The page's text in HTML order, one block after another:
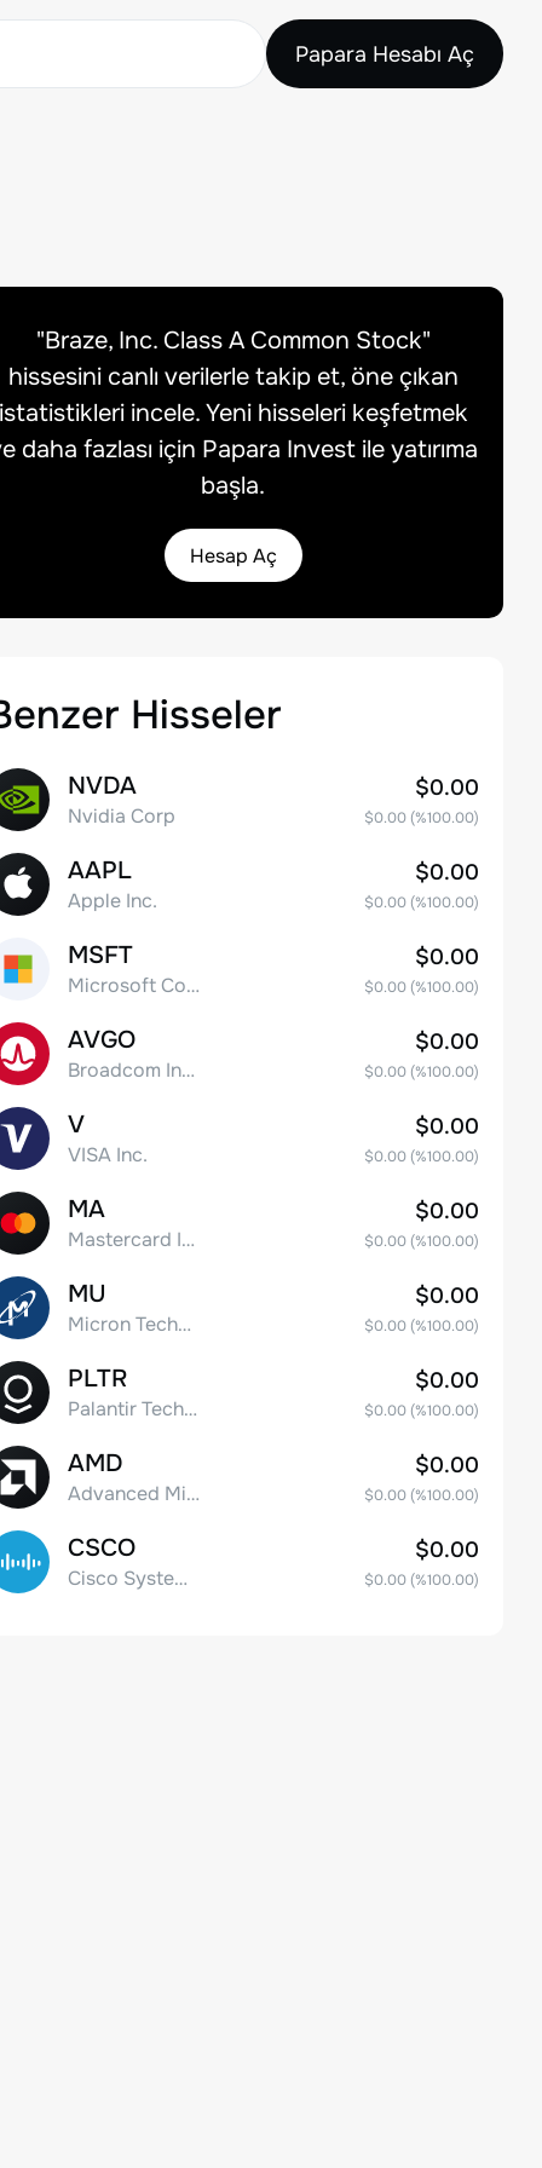
Papara Hesabı Aç
"Braze, Inc. Class A Common Stock"
hissesini canlı verilerle takip et, öne çıkan
istatistikleri incele. Yeni hisseleri keşfetmek
daha fazlası için Papara Invest ile yatırıma
başla.
Hesap Aç
Hisseler
NVDA
Nvidia Corp
$0.00
$0.00(%100.00)
AAPL
Apple Inc.
$0.00
$0.00(%100.00)
MSFT
Microsoft Corp
$0.00
$0.00(%100.00)
AVGO
Broadcom Inc. Common Stock
$0.00
$0.00(%100.00)
V
VISA Inc.
$0.00
$0.00(%100.00)
MA
Mastercard Incorporated
$0.00
$0.00(%100.00)
MU
Micron Technology, Inc.
$0.00
$0.00(%100.00)
PLTR
Palantir Technologies Inc. Class A Common Stock
$0.00
$0.00(%100.00)
AMD
Advanced Micro Devices
$0.00
$0.00(%100.00)
CSCO
Cisco Systems, Inc. Common Stock (DE)
$0.00
$0.00(%100.00)